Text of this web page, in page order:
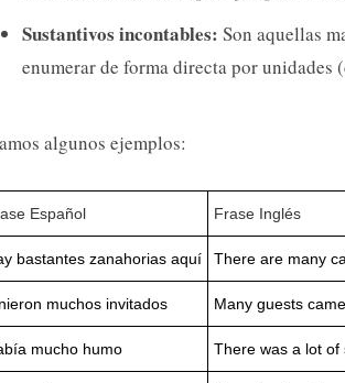
Sustantivos incontables: Son aquellas
enumerar de forma directa por unidades
algunos ejemplos:
Español Frase Inglés
bastantes zanahorias aquí There are many
muchos invitados Many guests came
mucho humo There was a lot of